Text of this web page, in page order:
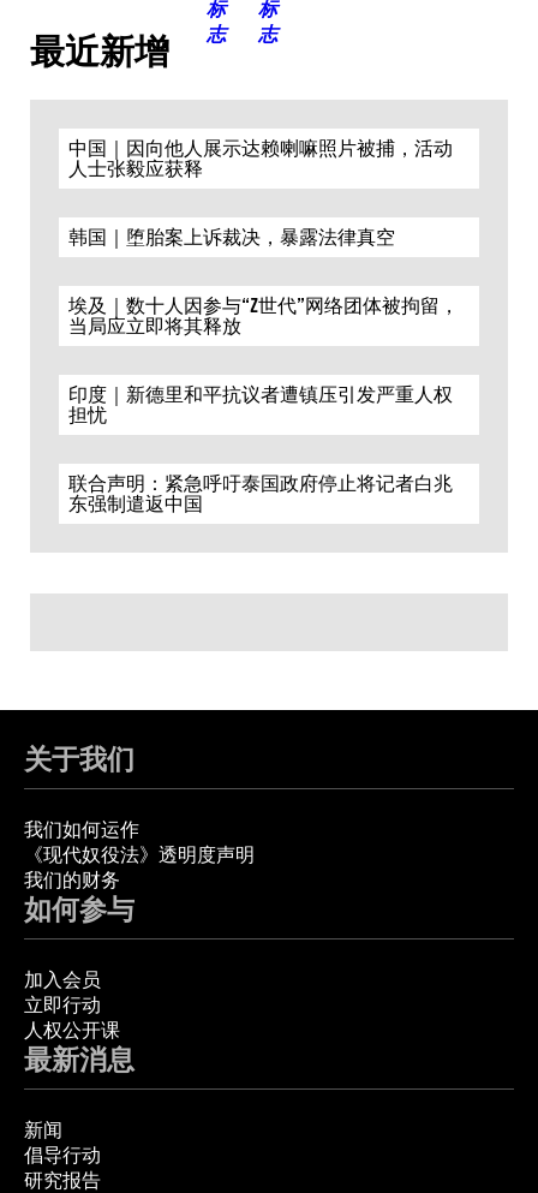
最近新增
中国｜因向他人展示达赖喇嘛照片被捕，活动
人士张毅应获释
韩国｜堕胎案上诉裁决，暴露法律真空
埃及｜数十人因参与“Z世代”网络团体被拘留，
当局应立即将其释放
印度｜新德里和平抗议者遭镇压引发严重人权
担忧
联合声明：紧急呼吁泰国政府停止将记者白兆
东强制遣返中国
关于我们
我们如何运作
《现代奴役法》透明度声明
我们的财务
如何参与
加入会员
立即行动
人权公开课
最新消息
新闻
倡导行动
研究报告